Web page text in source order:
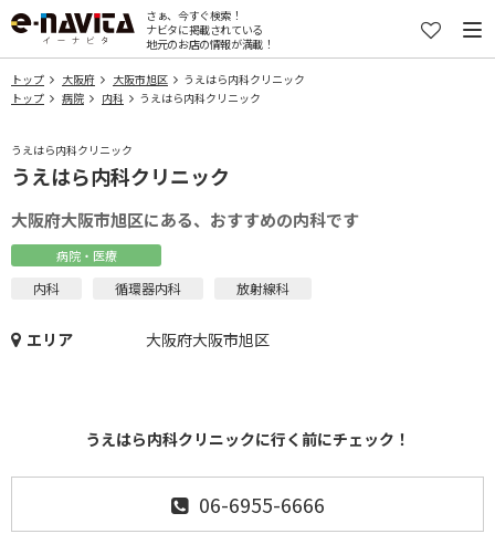
さぁ、今すぐ検索！
ナビタに掲載されている
地元のお店の情報が満載！
トップ 大阪府 大阪市旭区
うえはら内科クリニック
トップ
病院 内科 うえはら内科クリニック
うえはら内科クリニック
うえはら内科クリニック
大阪府大阪市旭区にある、おすすめの内科です
病院・医療
内科 循環器内科 放射線科
エリア 大阪府大阪市旭区
うえはら内科クリニックに行く前にチェック！
06-6955-6666